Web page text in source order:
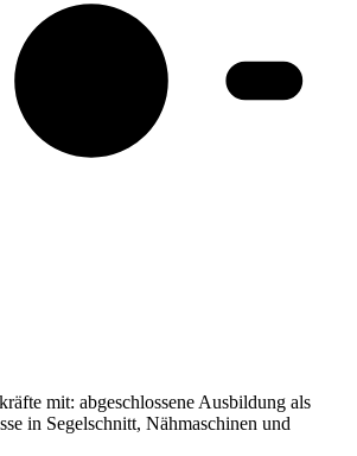
mit: abgeschlossene Ausbildung als
in Segelschnitt, Nähmaschinen und